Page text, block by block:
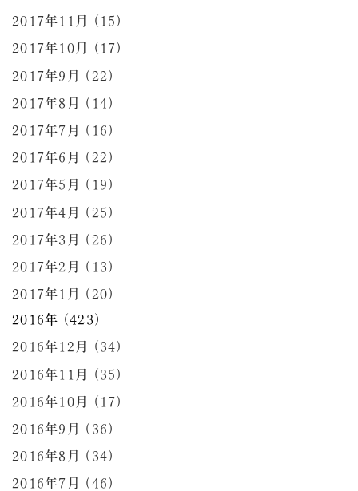
2017年11月 (15)
2017年10月 (17)
2017年9月 (22)
2017年8月 (14)
2017年7月 (16)
2017年6月 (22)
2017年5月 (19)
2017年4月 (25)
2017年3月 (26)
2017年2月 (13)
2017年1月 (20)
2016年 (423)
2016年12月 (34)
2016年11月 (35)
2016年10月 (17)
2016年9月 (36)
2016年8月 (34)
2016年7月 (46)